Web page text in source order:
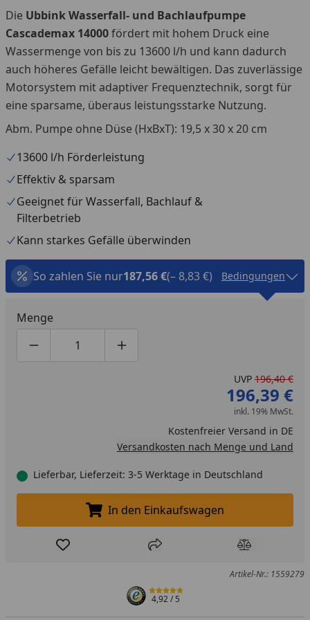
Die Ubbink Wasserfall- und Bachlaufpumpe
Cascademax 14000fördert mit hohem Druck eine
Wassermenge von bis zu 13600 l/h und kann dadurch
auch höheres Gefälle leicht bewältigen. Das zuverlässige
Motorsystem mit adaptiver Frequenztechnik, sorgt für
eine sparsame, überaus leistungsstarke Nutzung.
Abm. Pumpe ohne Düse (HxBxT): 19,5 x 30 x 20 cm
13600 l/h Förderleistung
Effektiv & sparsam
Geeignet für Wasserfall, Bachlauf &
Filterbetrieb
Kann starkes Gefälle überwinden
So zahlen Sie nur187,56 €(– 8,83 €) Bedingungen
Menge
Produktmenge um eins verringern
Produktmenge manuell eingeben
Produktmenge um eins erhöhen
UVP 196,40 €
196,39 €
inkl. 19% MwSt.
Kostenfreier Versand in DE
Versandkosten nach Menge und Land
Lieferbar, Lieferzeit: 3-5 Werktage in Deutschland
In den Einkaufswagen legen
In den Einkaufswagen
Produkt zur Wunschliste hinzufügen
Teilen Produkt
Artikel-Nr.: 1559279
4,92/ 5